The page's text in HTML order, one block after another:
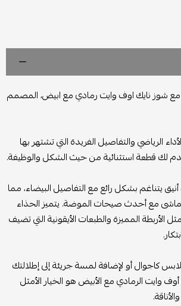
مع شوز نايك اوف وايت رمادي مع ابيض، المصمم
الرياضي والتفاصيل الفريدة التي تشتهر بها
لك قطعة استثنائية من حيث الشكل والوظيفة.
يتناغم بشكل رائع مع التفاصيل البيضاء، مما
مع أحدث صيحات الموضة. يتميز الحذاء
الأربطة المميزة والطبعات الأيقونية التي تضيف
كاجوال أو لإضافة لمسة جريئة إلى إطلالتك
وايت الرمادي مع الأبيض هو الخيار الأمثل